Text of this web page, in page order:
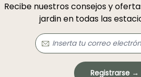
Recibe nuestros consejos y
jardin en todas las
Registrarse →